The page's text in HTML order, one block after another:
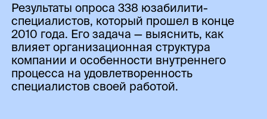
Результаты опроса 338 юзабилити-
специалистов, который прошел в конце
2010 года. Его задача — выяснить, как
влияет организационная структура
компании и особенности внутреннего
процесса на удовлетворенность
специалистов своей работой.